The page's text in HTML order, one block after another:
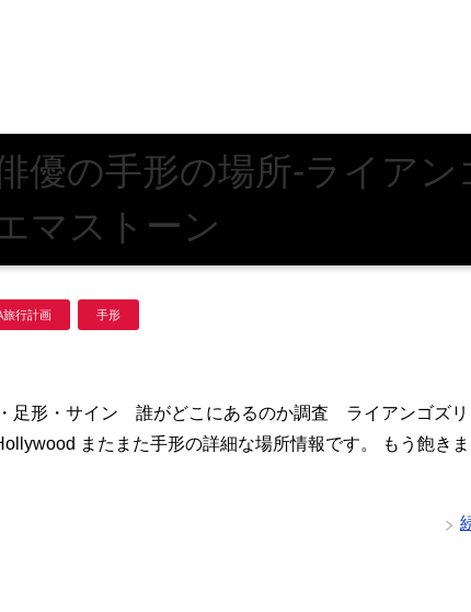
優の手形の場所-ライアン
マストーン
旅行計画 手形
足形・サイン 誰がどこにあるのか調査 ライアンゴズリ
またまた手形の詳細な場所情報です。 もう飽きま